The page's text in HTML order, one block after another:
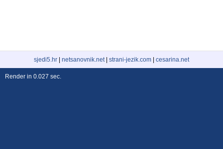
sjedi5.hr netsanovnik.net| strani-jezik.com cesarina.net
Render in 0.027 sec.